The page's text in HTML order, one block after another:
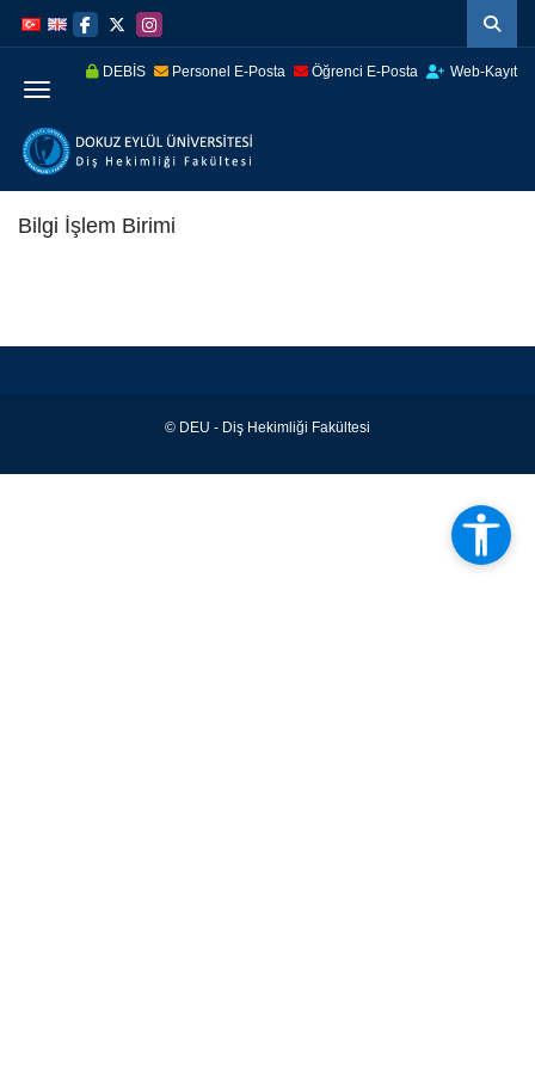
atla
Navigasyona
atla
DEBİS Personel E-Posta Öğrenci E-Posta
Web-Kayıt
Menüye Geç
Bilgi İşlem Birimi
© DEU - Diş Hekimliği Fakültesi